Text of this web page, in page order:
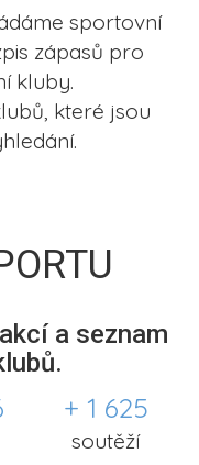
sportovní
zápasů pro
kluby.
které jsou
a seznam
+ 1 625
soutěží